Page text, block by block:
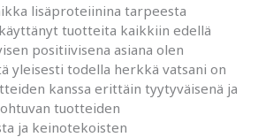
lisäproteiinina tarpeesta
tuotteita kaikkiin edellä
positiivisena asiana olen
yleisesti todella herkkä vatsani on
kanssa erittäin tyytyväisenä ja
tuotteiden
ja keinotekoisten